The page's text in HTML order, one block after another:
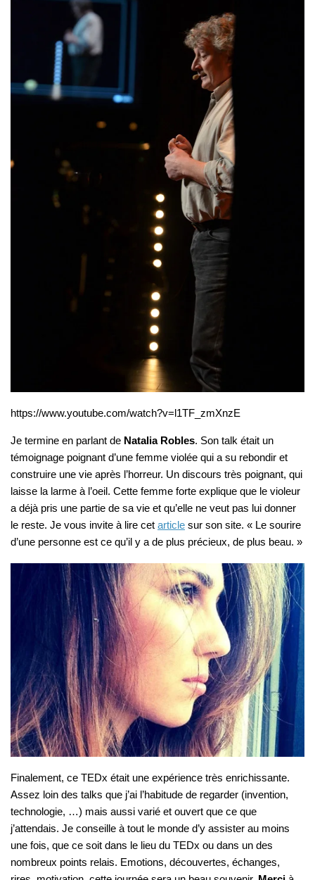
https://www.youtube.com/watch?v=l1TF_zmXnzE
Je termine en parlant de Natalia Robles. Son talk était un
témoignage poignant d’une femme violée qui a su rebondir et
construire une vie après l’horreur. Un discours très poignant, qui
laisse la larme à l’oeil. Cette femme forte explique que le violeur
a déjà pris une partie de sa vie et qu’elle ne veut pas lui donner
le reste. Je vous invite à lire cet article sur son site. « Le sourire
d’une personne est ce qu’il y a de plus précieux, de plus beau. »
Finalement, ce TEDx était une expérience très enrichissante.
Assez loin des talks que j’ai l’habitude de regarder (invention,
technologie, …) mais aussi varié et ouvert que ce que
j’attendais. Je conseille à tout le monde d’y assister au moins
une fois, que ce soit dans le lieu du TEDx ou dans un des
nombreux points relais. Emotions, découvertes, échanges,